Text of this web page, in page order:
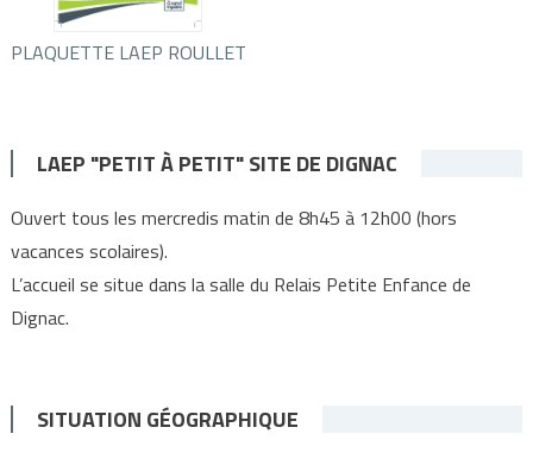
PLAQUETTE LAEP ROULLET
LAEP "PETIT À PETIT" SITE DE DIGNAC
Ouvert tous les mercredis matin de 8h45 à 12h00 (hors
vacances scolaires).
L’accueil se situe dans la salle du Relais Petite Enfance de
Dignac.
SITUATION GÉOGRAPHIQUE